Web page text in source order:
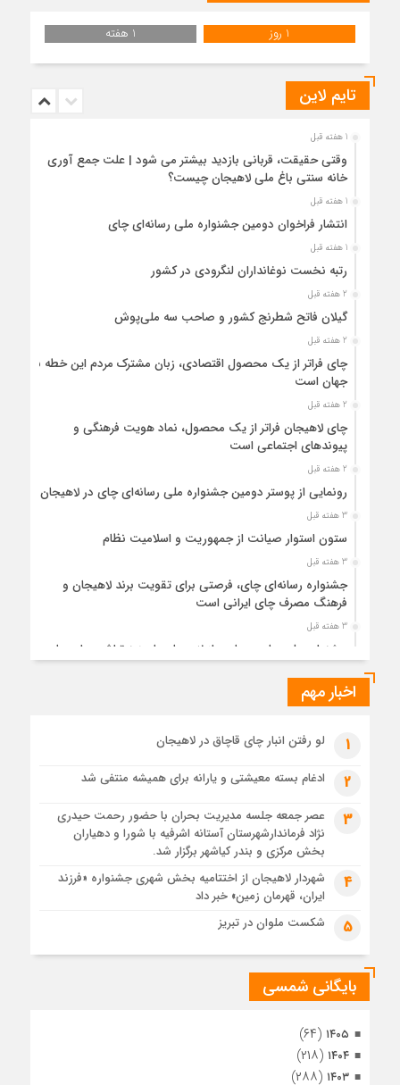
1 روز 1 هفته
تایم لاین
1 هفته قبل
وقتی حقیقت، قربانی بازدید بیشتر می شود | علت جمع آوری
خانه سنتی باغ ملی لاهیجان چیست؟
1 هفته قبل
انتشار فراخوان دومین جشنواره ملی رسانه‌ای چای
1 هفته قبل
رتبه نخست نوغانداران لنگرودی در کشور
2 هفته قبل
گیلان فاتح شطرنج کشور و صاحب سه ملی‌پوش
2 هفته قبل
چای فراتر از یک محصول اقتصادی، زبان مشترک مردم این خطه با
جهان است
2 هفته قبل
چای لاهیجان فراتر از یک محصول، نماد هویت فرهنگی و
پیوندهای اجتماعی است
2 هفته قبل
رونمایی از پوستر دومین جشنواره ملی رسانه‌ای چای در لاهیجان
3 هفته قبل
ستون استوار صیانت از جمهوریت و اسلامیت نظام
3 هفته قبل
جشنواره رسانه‌ای چای، فرصتی برای تقویت برند لاهیجان و
فرهنگ مصرف چای ایرانی است
3 هفته قبل
جشنواره ملی چای، حمایت از لاهیجان یا هزینه‌تراشی برای چای
4 هفته قبل
4 هفته قبل
رئوف
تصاویر هوایی مراسم تشییع پیکر مطهر آقای شهید ایران – مشهد
مراسم تشییع پیکر مطهر آقای شهید ایران – مشهد
تصاویری از تراکم جمعیت حاضر در میدان ثورهالعشرین نجف
اشرف
اخبار مهم
1 لو رفتن انبار چای قاچاق در لاهیجان
2 ادغام بسته معیشتی و یارانه برای همیشه منتفی شد
3
عصر جمعه جلسه مدیریت بحران با حضور رحمت حیدری
نژاد فرماندارشهرستان آستانه اشرفیه با شورا و دهیاران
بخش مرکزی و بندر کیاشهر برگزار شد.
4
شهردار لاهیجان از اختتامیه بخش شهری جشنواره «فرزند
ایران، قهرمان زمین» خبر داد
5 شکست ملوان در تبریز
بایگانی شمسی
۱۴۰۵ (۶۴)
۱۴۰۴ (۲۱۸)
۱۴۰۳ (۲۸۸)